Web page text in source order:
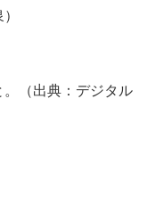
（出典：デジタル